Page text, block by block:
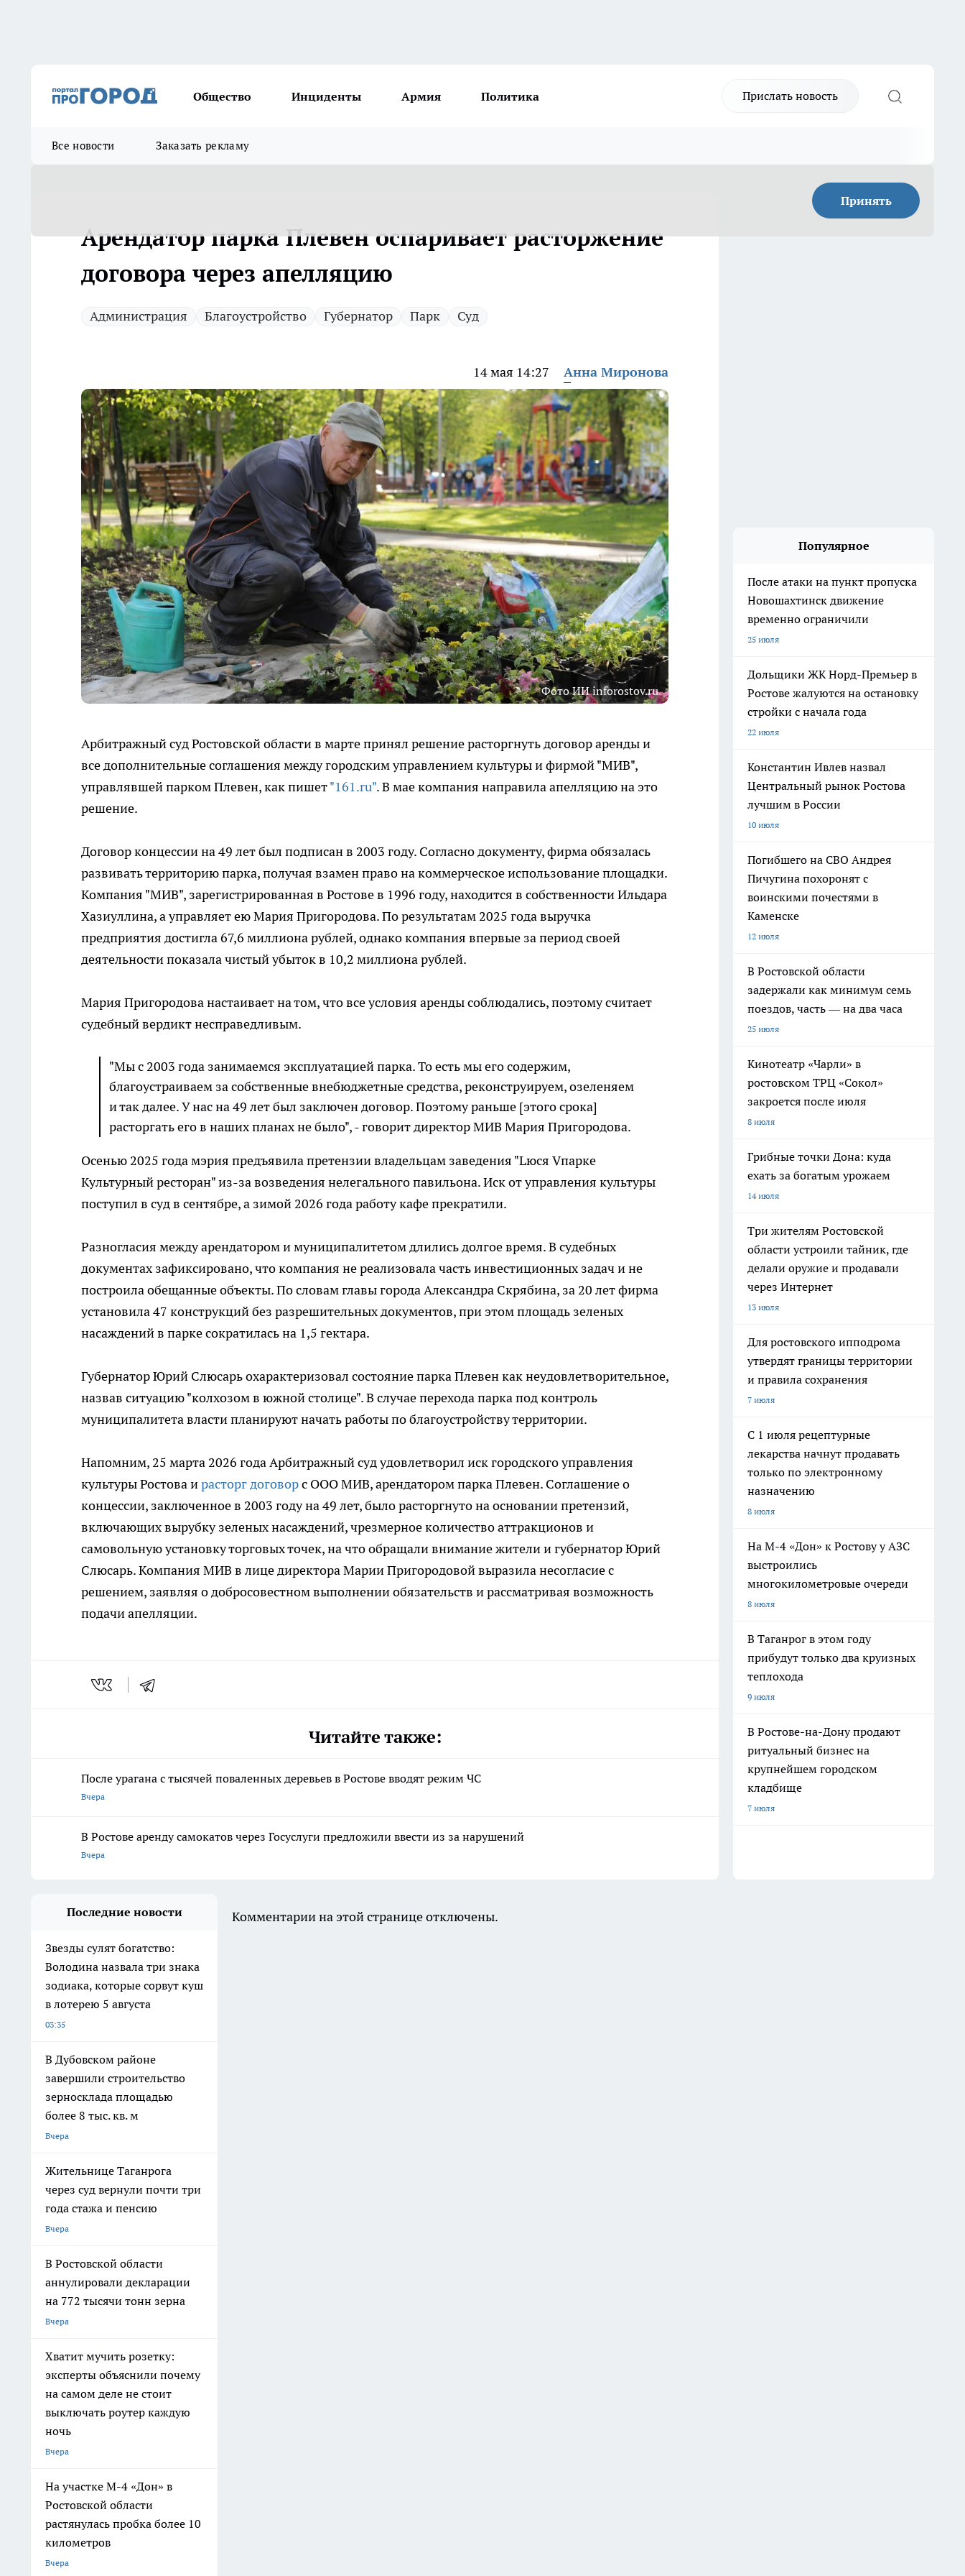
Общество Инциденты Армия Политика Прислать новость
Все новости Заказать рекламу
Принять
Арендатор парка Плевен оспаривает расторжение
договора через апелляцию
Администрация Благоустройство Губернатор Парк Суд
14 мая 14:27 Анна Миронова
Фото ИИ inforostov.ru
Арбитражный суд Ростовской области в марте принял решение расторгнуть договор аренды и
все дополнительные соглашения между городским управлением культуры и фирмой "МИВ",
управлявшей парком Плевен, как пишет"161.ru". В мае компания направила апелляцию на это
решение.
Договор концессии на 49 лет был подписан в 2003 году. Согласно документу, фирма обязалась
развивать территорию парка, получая взамен право на коммерческое использование площадки.
Компания "МИВ", зарегистрированная в Ростове в 1996 году, находится в собственности Ильдара
Хазиуллина, а управляет ею Мария Пригородова. По результатам 2025 года выручка
предприятия достигла 67,6 миллиона рублей, однако компания впервые за период своей
деятельности показала чистый убыток в 10,2 миллиона рублей.
Мария Пригородова настаивает на том, что все условия аренды соблюдались, поэтому считает
судебный вердикт несправедливым.
"Мы с 2003 года занимаемся эксплуатацией парка. То есть мы его содержим,
благоустраиваем за собственные внебюджетные средства, реконструируем, озеленяем
и так далее. У нас на 49 лет был заключен договор. Поэтому раньше [этого срока]
расторгать его в наших планах не было", - говорит директор МИВ Мария Пригородова.
Осенью 2025 года мэрия предъявила претензии владельцам заведения "Lюся Vпарке
Культурный ресторан" из-за возведения нелегального павильона. Иск от управления культуры
поступил в суд в сентябре, а зимой 2026 года работу кафе прекратили.
Разногласия между арендатором и муниципалитетом длились долгое время. В судебных
документах зафиксировано, что компания не реализовала часть инвестиционных задач и не
построила обещанные объекты. По словам главы города Александра Скрябина, за 20 лет фирма
установила 47 конструкций без разрешительных документов, при этом площадь зеленых
насаждений в парке сократилась на 1,5 гектара.
Губернатор Юрий Слюсарь охарактеризовал состояние парка Плевен как неудовлетворительное,
назвав ситуацию "колхозом в южной столице". В случае перехода парка под контроль
муниципалитета власти планируют начать работы по благоустройству территории.
Напомним, 25 марта 2026 года Арбитражный суд удовлетворил иск городского управления
культуры Ростова ирасторг договорс ООО МИВ, арендатором парка Плевен. Соглашение о
концессии, заключенное в 2003 году на 49 лет, было расторгнуто на основании претензий,
включающих вырубку зеленых насаждений, чрезмерное количество аттракционов и
самовольную установку торговых точек, на что обращали внимание жители и губернатор Юрий
Слюсарь. Компания МИВ в лице директора Марии Пригородовой выразила несогласие с
решением, заявляя о добросовестном выполнении обязательств и рассматривая возможность
подачи апелляции.
Читайте также:
После урагана с тысячей поваленных деревьев в Ростове вводят режим ЧС
Вчера
В Ростове аренду самокатов через Госуслуги предложили ввести из за нарушений
Вчера
Популярное
После атаки на пункт пропуска
Новошахтинск движение
временно ограничили
25 июля
Дольщики ЖК Норд-Премьер в
Ростове жалуются на остановку
стройки с начала года
22 июля
Константин Ивлев назвал
Центральный рынок Ростова
лучшим в России
10 июля
Погибшего на СВО Андрея
Пичугина похоронят с
воинскими почестями в
Каменске
12 июля
В Ростовской области
задержали как минимум семь
поездов, часть — на два часа
25 июля
Кинотеатр «Чарли» в
ростовском ТРЦ «Сокол»
закроется после июля
8 июля
Грибные точки Дона: куда
ехать за богатым урожаем
14 июля
Три жителям Ростовской
области устроили тайник, где
делали оружие и продавали
через Интернет
13 июля
Для ростовского ипподрома
утвердят границы территории
и правила сохранения
7 июля
С 1 июля рецептурные
лекарства начнут продавать
только по электронному
назначению
8 июля
На М-4 «Дон» к Ростову у АЗС
выстроились
многокилометровые очереди
8 июля
В Таганрог в этом году
прибудут только два круизных
теплохода
9 июля
В Ростове-на-Дону продают
ритуальный бизнес на
крупнейшем городском
кладбище
7 июля
Последние новости
Звезды сулят богатство:
Володина назвала три знака
зодиака, которые сорвут куш
в лотерею 5 августа
03:35
В Дубовском районе
завершили строительство
зерносклада площадью
более 8 тыс. кв. м
Вчера
Жительнице Таганрога
через суд вернули почти три
года стажа и пенсию
Вчера
В Ростовской области
аннулировали декларации
на 772 тысячи тонн зерна
Вчера
Хватит мучить розетку:
эксперты объяснили почему
на самом деле не стоит
выключать роутер каждую
ночь
Вчера
На участке М-4 «Дон» в
Ростовской области
растянулась пробка более 10
километров
Вчера
Комментарии на этой странице отключены.